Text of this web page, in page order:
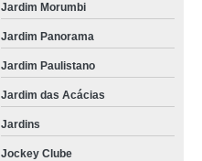
Jardim Morumbi
Jardim Panorama
Jardim Paulistano
Jardim das Acácias
Jardins
Jockey Clube